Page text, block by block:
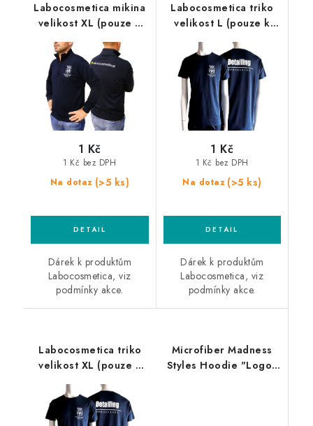
Labocosmetica mikina
velikost XL (pouze k
produktům
Labocosmetica)
Na dotaz (>5 ks)
1 Kč bez DPH
1 Kč
Dárek k produktům
Labocosmetica, viz
podmínky akce.
Labocosmetica triko
velikost L (pouze k
produktům
Labocosmetica)
Na dotaz (>5 ks)
1 Kč bez DPH
1 Kč
Dárek k produktům
Labocosmetica, viz
podmínky akce.
Labocosmetica triko
velikost XL (pouze k
Labocosmetica)
Microfiber Madness
Styles Hoodie "Logo"